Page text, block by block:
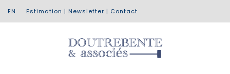
Estimation | Newsletter | Contact